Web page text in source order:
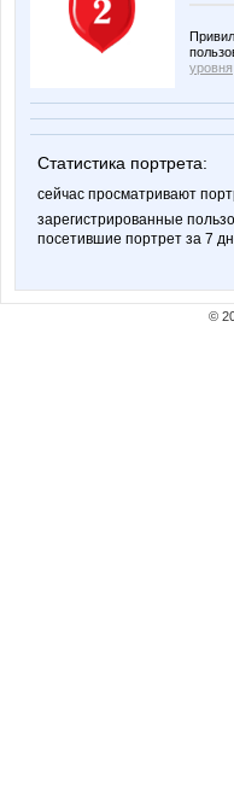
уровня
Статистика портрета:
сейчас просматривают
зарегистрированные
посетившие портрет за 7
©